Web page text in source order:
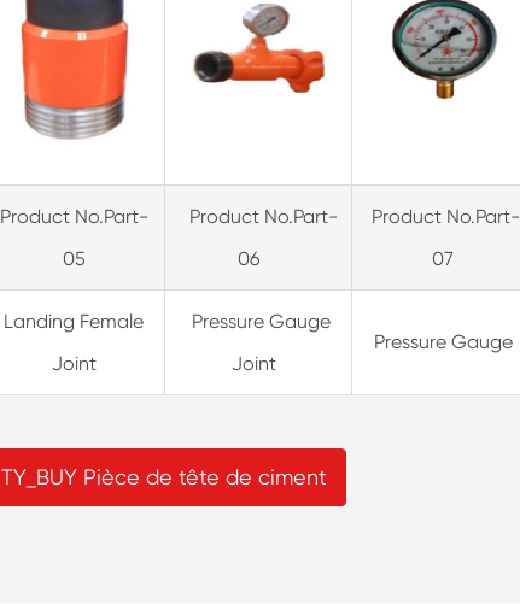
Product No.Part-
05
Product No.Part-
06
Product No.Part-
07
Landing Female
Joint
Pressure Gauge
Joint
Pressure Gauge
TY_BUY Pièce de tête de ciment